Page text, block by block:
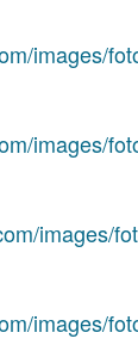
images/
images/
images/
images/